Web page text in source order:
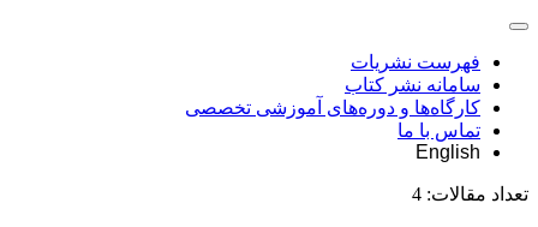
فهرست نشریات
سامانه نشر کتاب
کارگاه‌ها و دوره‌های آموزشی تخصصی
تماس با ما
English
تعداد مقالات: 4